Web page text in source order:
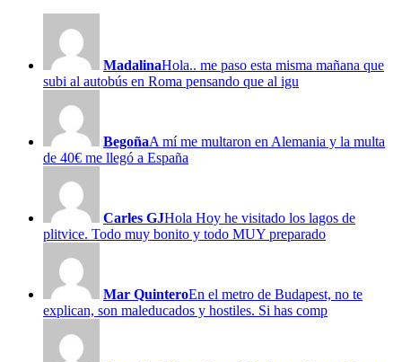
MadalinaHola.. me paso esta misma mañana que
subi al autobús en Roma pensando que al igu
BegoñaA mí me multaron en Alemania y la multa
de 40€ me llegó a España
Carles GJHola Hoy he visitado los lagos de
plitvice. Todo muy bonito y todo MUY preparado
Mar QuinteroEn el metro de Budapest, no te
explican, son maleducados y hostiles. Si has comp